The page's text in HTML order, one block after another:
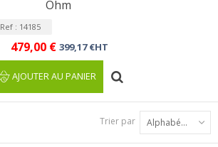
Ohm
Ref : 14185
479,00 € 399,17 €HT
AJOUTER AU PANIER
Trier par Alphabétique : A à Z